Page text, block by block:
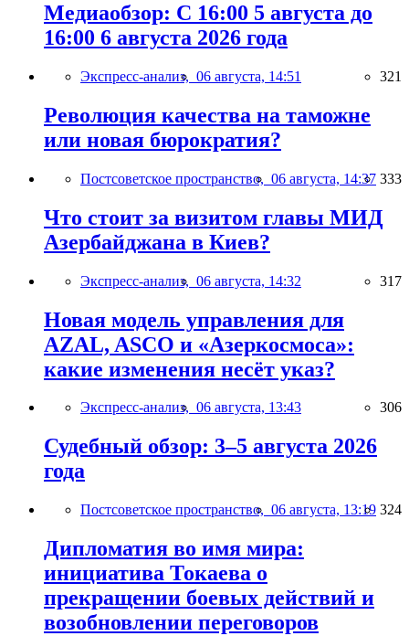
Медиаобзор: С 16:00 5 августа до
16:00 6 августа 2026 года
Экспресс-анализ, 06 августа, 14:51 321
Революция качества на таможне
или новая бюрократия?
Постсоветское пространство, 06 августа, 14:37 333
Что стоит за визитом главы МИД
Азербайджана в Киев?
Экспресс-анализ, 06 августа, 14:32 317
Новая модель управления для
AZAL, ASCO и «Азеркосмоса»:
какие изменения несёт указ?
Экспресс-анализ, 06 августа, 13:43 306
Судебный обзор: 3–5 августа 2026
года
Постсоветское пространство, 06 августа, 13:19 324
Дипломатия во имя мира:
инициатива Токаева о
прекращении боевых действий и
возобновлении переговоров